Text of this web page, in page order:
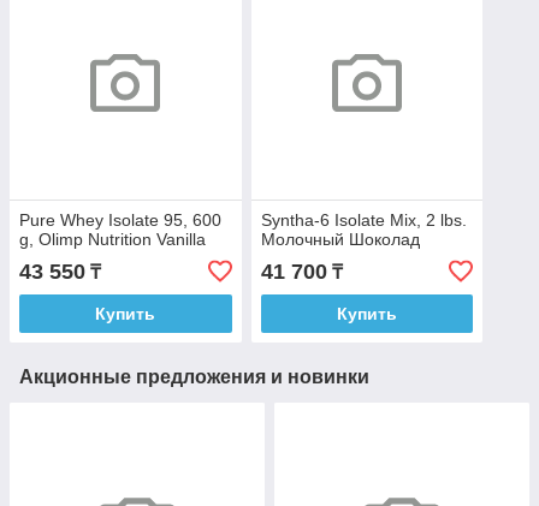
Pure Whey Isolate 95, 600
g, Olimp Nutrition Vanilla
43 550 ₸
Купить
Syntha-6 Isolate Mix, 2 lbs.
Молочный Шоколад
41 700₸
Купить
Акционные предложения и новинки